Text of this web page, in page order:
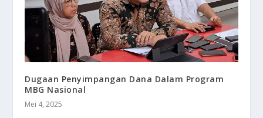
Dugaan Penyimpangan Dana Dalam Program
MBG Nasional
Mei 4, 2025